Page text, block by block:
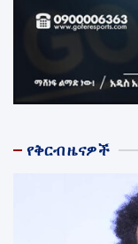
የቅርብ ዜናዎች